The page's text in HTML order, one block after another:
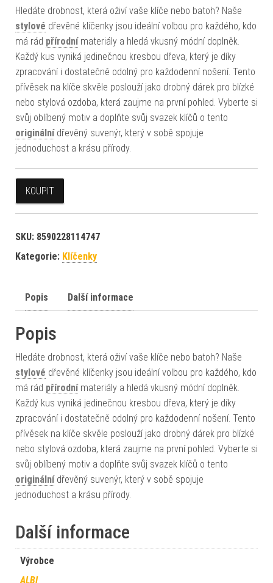
Hledáte drobnost, která oživí vaše klíče nebo batoh? Naše
stylové dřevěné klíčenky jsou ideální volbou pro každého, kdo
má rád přírodnímateriály a hledá vkusný módní doplněk.
Každý kus vyniká jedinečnou kresbou dřeva, který je díky
zpracování i dostatečně odolný pro každodenní nošení. Tento
přívěsek na klíče skvěle poslouží jako drobný dárek pro blízké
nebo stylová ozdoba, která zaujme na první pohled. Vyberte si
svůj oblíbený motiv a doplňte svůj svazek klíčů o tento
originálnídřevěný suvenýr, který v sobě spojuje
jednoduchost a krásu přírody.
KOUPIT
SKU: 8590228114747
Kategorie: Klíčenky
Popis Další informace
Popis
Hledáte drobnost, která oživí vaše klíče nebo batoh? Naše
stylové dřevěné klíčenky jsou ideální volbou pro každého, kdo
má rád přírodnímateriály a hledá vkusný módní doplněk.
Každý kus vyniká jedinečnou kresbou dřeva, který je díky
zpracování i dostatečně odolný pro každodenní nošení. Tento
přívěsek na klíče skvěle poslouží jako drobný dárek pro blízké
nebo stylová ozdoba, která zaujme na první pohled. Vyberte si
svůj oblíbený motiv a doplňte svůj svazek klíčů o tento
originálnídřevěný suvenýr, který v sobě spojuje
jednoduchost a krásu přírody.
Další informace
Výrobce
ALBI